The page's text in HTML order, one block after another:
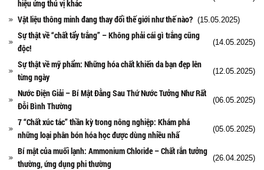
hiệu ứng thú vị khác
Vật liệu thông minh đang thay đổi thế giới như thế nào? (15.05.2025)
Sự thật về “chất tẩy trắng” – Không phải cái gì trắng cũng
độc!
(14.05.2025)
Sự thật về mỹ phẩm: Những hóa chất khiến da bạn đẹp lên
từng ngày
(12.05.2025)
Nước Điện Giải – Bí Mật Đằng Sau Thứ Nước Tưởng Như Rất
Đỗi Bình Thường
(06.05.2025)
7 “Chất xúc tác” thần kỳ trong nông nghiệp: Khám phá
những loại phân bón hóa học được dùng nhiều nhấ
(05.05.2025)
Bí mật của muối lạnh: Ammonium Chloride – Chất rắn tưởng
thường, ứng dụng phi thường
(26.04.2025)